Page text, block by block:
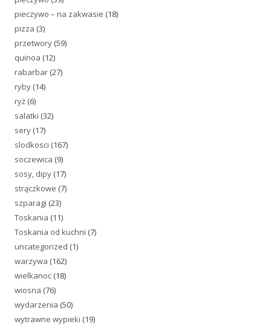
pieczywo – na zakwasie (18)
pizza (3)
przetwory (59)
quinoa (12)
rabarbar (27)
ryby (14)
ryż (6)
salatki (32)
sery (17)
slodkosci (167)
soczewica (9)
sosy, dipy (17)
strączkowe (7)
szparagi (23)
Toskania (11)
Toskania od kuchni (7)
uncategorized (1)
warzywa (162)
wielkanoc (18)
wiosna (76)
wydarzenia (50)
wytrawne wypieki (19)